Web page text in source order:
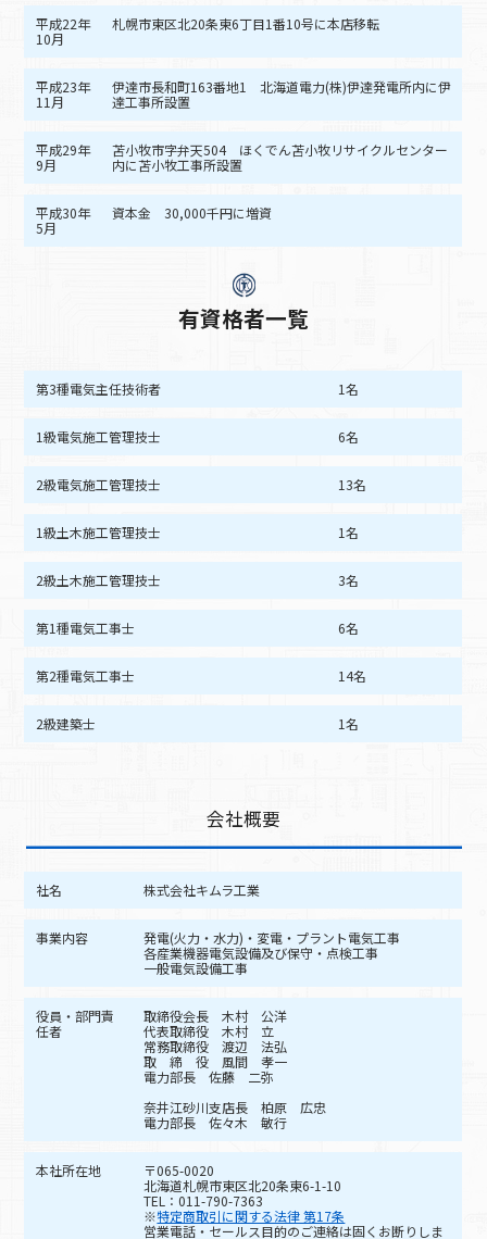
平成22年
10月
札幌市東区北20条東6丁目1番10号に本店移転
平成23年
11月
伊達市長和町163番地1 北海道電力(株)伊達発電所内に伊
達工事所設置
平成29年
9月
苫小牧市字弁天504 ほくでん苫小牧リサイクルセンター
内に苫小牧工事所設置
平成30年
5月
資本金 30,000千円に増資
有資格者一覧
第3種電気主任技術者 1名
1級電気施工管理技士 6名
2級電気施工管理技士 13名
1級土木施工管理技士 1名
2級土木施工管理技士 3名
第1種電気工事士 6名
第2種電気工事士 14名
2級建築士 1名
会社概要
社名 株式会社キムラ工業
事業内容
発電(火力・水力)・変電・プラント電気工事
各産業機器電気設備及び保守・点検工事
一般電気設備工事
役員・部門責
任者
取締役会長 木村 公洋
代表取締役 木村 立
常務取締役 渡辺 法弘
取 締 役 風間 孝一
電力部長 佐藤 二弥
奈井江砂川支店長 柏原 広忠
電力部長 佐々木 敏行
本社所在地
〒065-0020
北海道札幌市東区北20条東6-1-10
TEL：011-790-7363
※特定商取引に関する法律 第17条
営業電話・セールス目的のご連絡は固くお断りしま